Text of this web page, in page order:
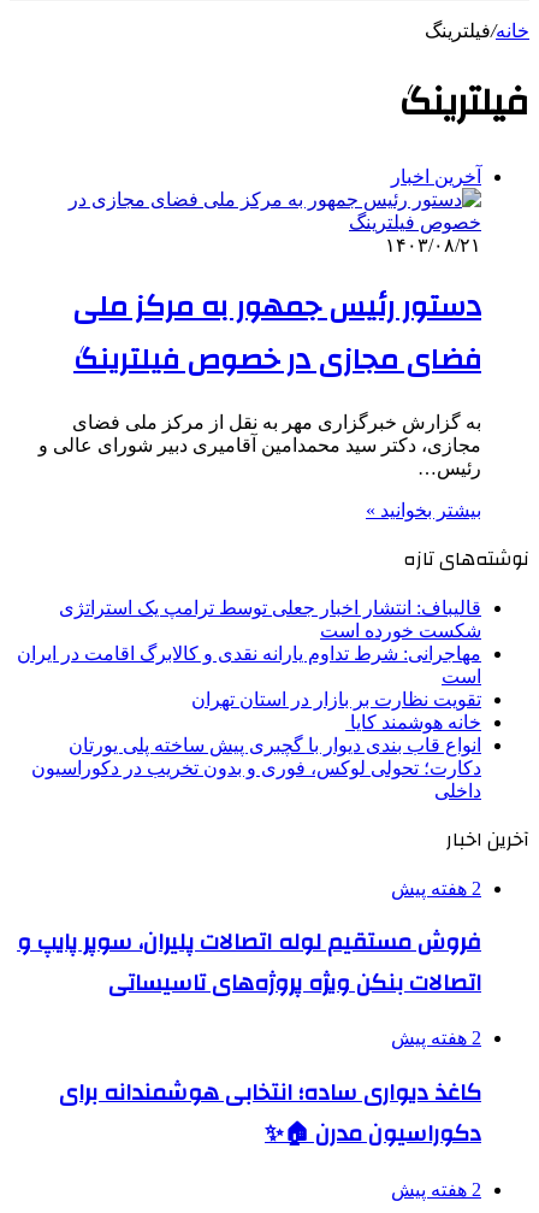
خانه/فیلترینگ
فیلترینگ
آخرین اخبار
۱۴۰۳/۰۸/۲۱
دستور رئیس جمهور به مرکز ملی
فضای مجازی در خصوص فیلترینگ
به گزارش خبرگزاری مهر به نقل از مرکز ملی فضای
مجازی، دکتر سید محمدامین آقامیری دبیر شورای عالی و
رئیس…
بیشتر بخوانید »
نوشته‌های تازه
قالیباف: انتشار اخبار جعلی توسط ترامپ یک استراتژی
شکست خورده است
مهاجرانی: شرط تداوم یارانه نقدی و کالابرگ اقامت در ایران
است
تقویت نظارت بر بازار در استان تهران
خانه هوشمند کایا
انواع قاب بندی دیوار با گچبری پیش ساخته پلی یورتان
دکارت؛ تحولی لوکس، فوری و بدون تخریب در دکوراسیون
داخلی
آخرین اخبار
2 هفته پیش
فروش مستقیم لوله اتصالات پلیران، سوپر پایپ و
اتصالات بنکن ویژه پروژه‌های تاسیساتی
2 هفته پیش
کاغذ دیواری ساده؛ انتخابی هوشمندانه برای
دکوراسیون مدرن 🏠✨
2 هفته پیش